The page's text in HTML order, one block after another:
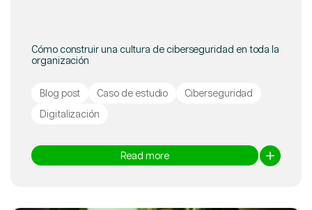
Cómo construir una cultura de ciberseguridad en toda la
organización
Blog post Caso de estudio
Ciberseguridad
Digitalización
Read more